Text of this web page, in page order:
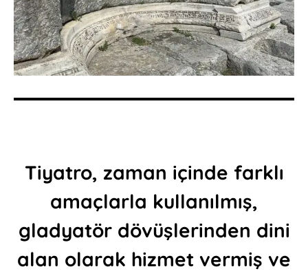
Tiyatro, zaman içinde farklı
amaçlarla kullanılmış,
gladyatör dövüşlerinden dini
alan olarak hizmet vermiş ve